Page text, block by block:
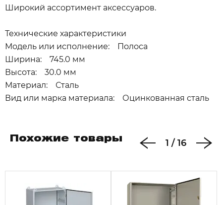
Широкий ассортимент аксессуаров.
Технические характеристики
Модель или исполнение: Полоса
Ширина: 745.0 мм
Высота: 30.0 мм
Материал: Сталь
Вид или марка материала: Оцинкованная сталь
Похожие товары 1 / 16